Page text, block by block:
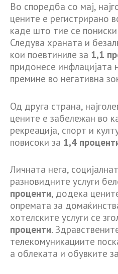
Во споредба со мај,
цените е регистрирано
каде што тие се пониски
Следува храната и
кои поевтиниле за 1,1
придонесе инфлацијата
премине во негативна
Од друга страна,
цените е забележан во
рекреација, спорт и
повисоки за 1,4
Личната нега,
разновидните услуги
проценти, додека
опремата за
хотелските услуги се
проценти.
телекомуникациите
а облеката и обувките за